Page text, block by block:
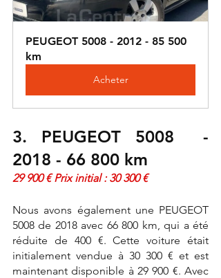
PEUGEOT 5008 - 2012 - 85 500
km
Acheter
3. PEUGEOT 5008  -
2018 - 66 800 km
29 900 € Prix initial : 30 300 €
Nous avons également une PEUGEOT
5008 de 2018 avec 66 800 km, qui a été
réduite de 400 €. Cette voiture était
initialement vendue à 30 300 € et est
maintenant disponible à 29 900 €. Avec